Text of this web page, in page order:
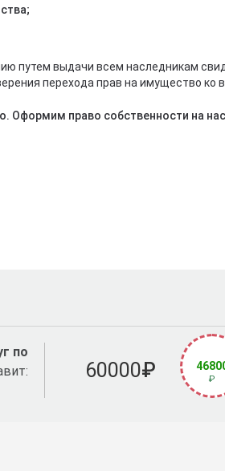
путем выдачи всем наследникам
перехода прав на имущество ко
право собственности на
по
60000₽ ₽